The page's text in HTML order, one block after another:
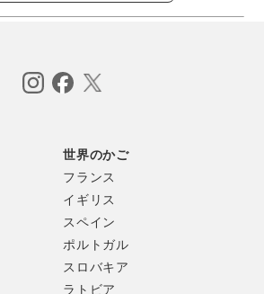
世界のかご
フランス
イギリス
スペイン
ポルトガル
スロバキア
ラトビア